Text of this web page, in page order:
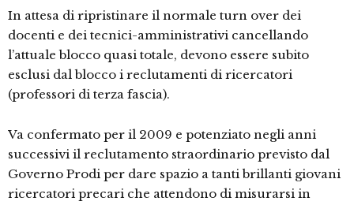
In attesa di ripristinare il normale turn over dei
docenti e dei tecnici-amministrativi cancellando
l’attuale blocco quasi totale, devono essere subito
esclusi dal blocco i reclutamenti di ricercatori
(professori di terza fascia).
Va confermato per il 2009 e potenziato negli anni
successivi il reclutamento straordinario previsto dal
Governo Prodi per dare spazio a tanti brillanti giovani
ricercatori precari che attendono di misurarsi in